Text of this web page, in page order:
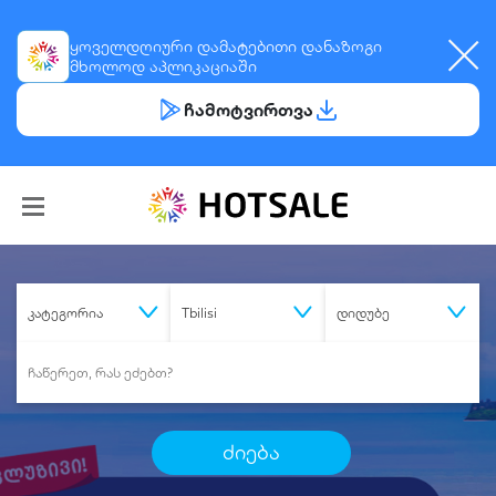
ყოველდღიური დამატებითი დანაზოგი
მხოლოდ აპლიკაციაში
ჩამოტვირთვა
კატეგორია Tbilisi დიდუბე
ძიება